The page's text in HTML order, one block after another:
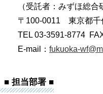
（受託者：みずほ総合
〒100-0011 東京都千
TEL 03-3591-8774
E-mail：fukuoka-
■ 担当部署 ■